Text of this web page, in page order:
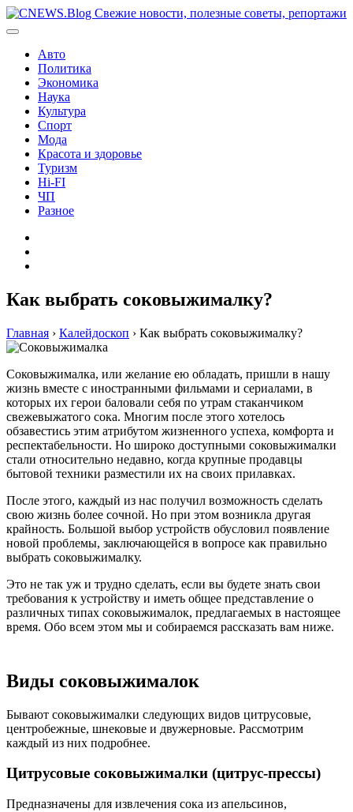
Перейти
к
Авто
Политика
Экономика
Наука
Культура
Спорт
Мода
Красота и здоровье
Туризм
Hi-FI
ЧП
Разное
Как выбрать соковыжималку?
Главная › Калейдоскоп › Как выбрать соковыжималку?
Соковыжималка, или желание ею обладать, пришли в нашу
жизнь вместе с иностранными фильмами и сериалами, в
которых их герои баловали себя по утрам стаканчиком
свежевыжатого сока. Многим после этого хотелось
обзавестись этим атрибутом жизненного успеха, комфорта и
респектабельности. Но широко доступными соковыжималки
стали относительно недавно, когда крупные продавцы
бытовой техники разместили их на своих прилавках.
После этого, каждый из нас получил возможность сделать
свою жизнь более сочной. Но при этом возникла другая
крайность. Большой выбор устройств обусловил появление
новой проблемы, заключающейся в вопросе как правильно
выбрать соковыжималку.
Это не так уж и трудно сделать, если вы будете знать свои
требования к устройству и иметь общее представление о
различных типах соковыжималок, предлагаемых в настоящее
время. Обо всем этом мы и собираемся рассказать вам ниже.
Виды соковыжималок
Бывают соковыжималки следующих видов цитрусовые,
центробежные, шнековые и двужерновые. Рассмотрим
каждый из них подробнее.
Цитрусовые соковыжималки (цитрус-прессы)
Предназначены для извлечения сока из апельсинов,